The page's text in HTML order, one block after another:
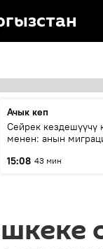
Ачык кеп
Сейрек кездешүүчү
менен: анын
15:08 43 мин